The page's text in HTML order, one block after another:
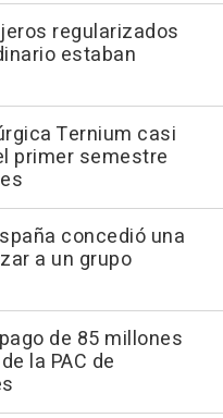
regularizados
estaban
Ternium casi
primer semestre
concedió una
a un grupo
de 85 millones
la PAC de